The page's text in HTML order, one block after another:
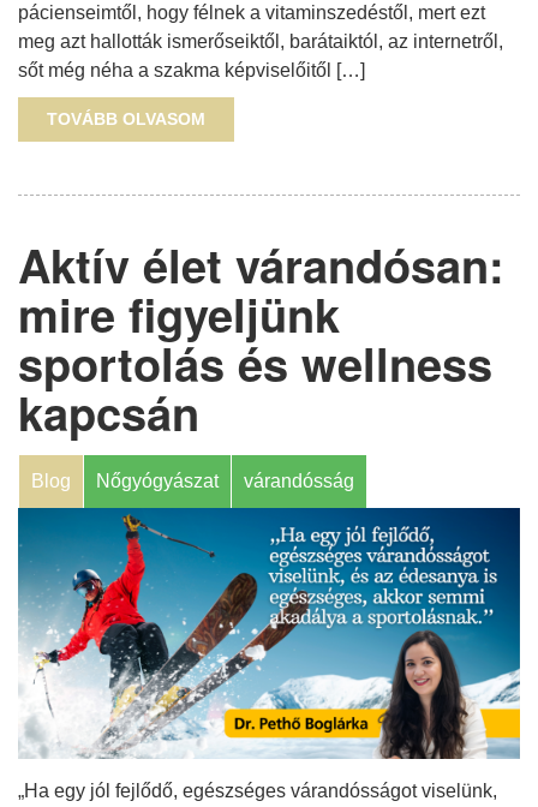
pácienseimtől, hogy félnek a vitaminszedéstől, mert ezt
meg azt hallották ismerőseiktől, barátaiktól, az internetről,
sőt még néha a szakma képviselőitől […]
TOVÁBB OLVASOM
Aktív élet várandósan:
mire figyeljünk
sportolás és wellness
kapcsán
Blog Nőgyógyászat várandósság
„Ha egy jól fejlődő, egészséges várandósságot viselünk,